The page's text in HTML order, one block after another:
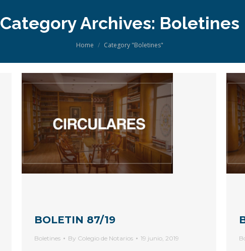
Category Archives: Boletines
Home Category "Boletines"
BOLETIN 87/19
Boletines By Colegio de Notarios 19 junio, 2019